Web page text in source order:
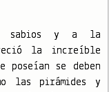
sabios y a la
la increíble
se deben
las pirámides y